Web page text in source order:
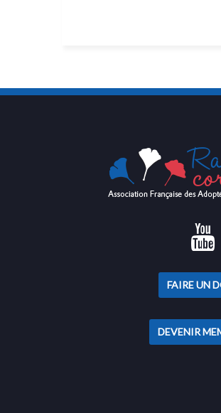
FAIRE UN
DEVENIR